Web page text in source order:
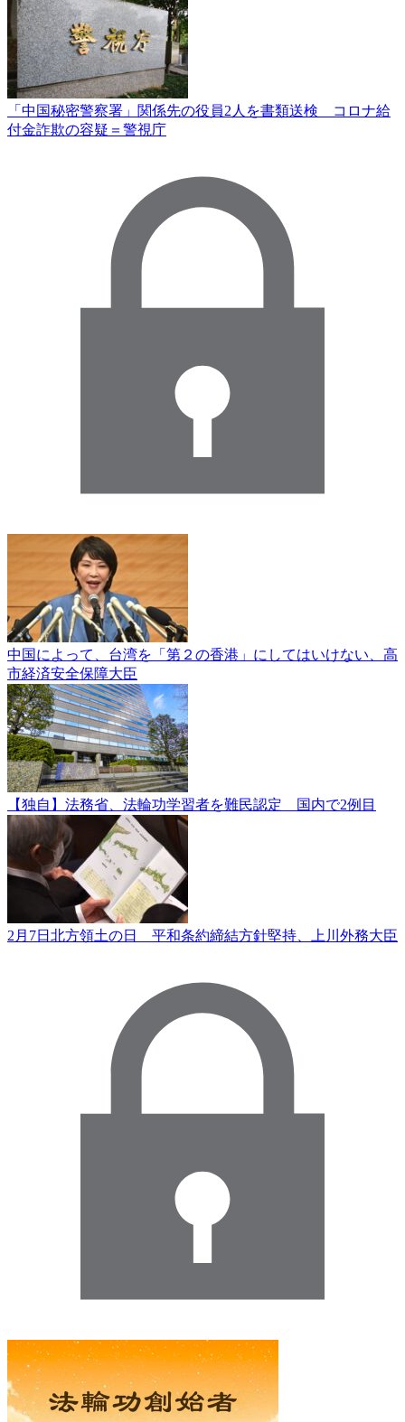
「中国秘密警察署」関係先の役員2人を書類送検 コロナ給
付金詐欺の容疑＝警視庁
中国によって、台湾を「第２の香港」にしてはいけない、高
市経済安全保障大臣
【独自】法務省、法輪功学習者を難民認定 国内で2例目
2月7日北方領土の日 平和条約締結方針堅持、上川外務大臣